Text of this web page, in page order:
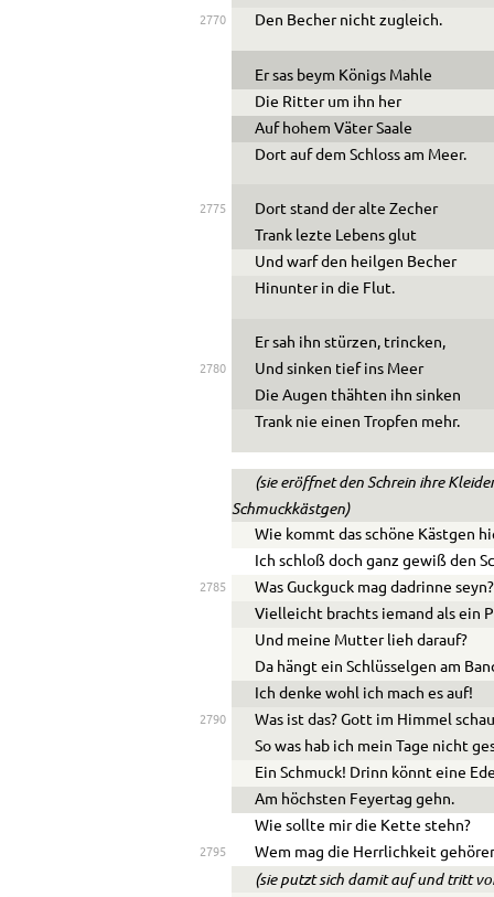
2770 Den Becher nicht zugleich.
Er sas beym Königs Mahle
Die Ritter um ihn her
Auf hohem Väter Saale
Dort auf dem Schloss am Meer.
2775
Dort stand der alte Zecher
Trank lezte Lebens glut
Und warf den heilgen Becher
Hinunter in die Flut.
Er sah ihn stürzen, trincken,
2780
Und sinken tief ins Meer
Die Augen thähten ihn sinken
Trank nie einen Tropfen mehr.
(sie eröffnet den Schrein ihre
Schmuckkästgen)
Wie kommt das schöne Kästgen
Ich schloß doch ganz gewiß den
2785
Was Guckguck mag dadrinne seyn?
Vielleicht brachts iemand als ein
Und meine Mutter lieh darauf?
Da hängt ein Schlüsselgen am
Ich denke wohl ich mach es auf!
2790
Was ist das? Gott im Himmel
So was hab ich mein Tage nicht
Ein Schmuck! Drinn könnt eine
Am höchsten Feyertag gehn.
Wie sollte mir die Kette stehn?
2795 Wem mag die Herrlichkeit
(sie putzt sich damit auf und tritt